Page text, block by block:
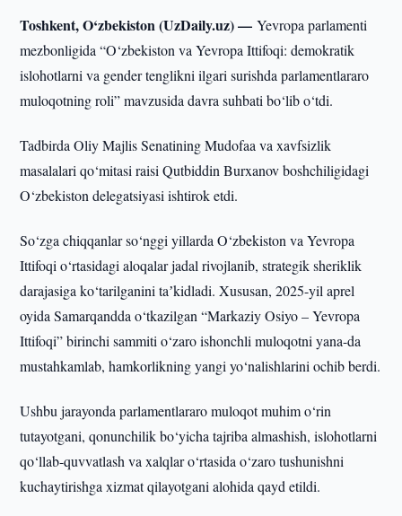
Toshkent, O‘zbekiston (UzDaily.uz) —Yevropa parlamenti
mezbonligida “O‘zbekiston va Yevropa Ittifoqi: demokratik
islohotlarni va gender tenglikni ilgari surishda parlamentlararo
muloqotning roli” mavzusida davra suhbati bo‘lib o‘tdi.
Tadbirda Oliy Majlis Senatining Mudofaa va xavfsizlik
masalalari qo‘mitasi raisi Qutbiddin Burxanov boshchiligidagi
O‘zbekiston delegatsiyasi ishtirok etdi.
So‘zga chiqqanlar so‘nggi yillarda O‘zbekiston va Yevropa
Ittifoqi o‘rtasidagi aloqalar jadal rivojlanib, strategik sheriklik
darajasiga ko‘tarilganini taʼkidladi. Xususan, 2025-yil aprel
oyida Samarqandda o‘tkazilgan “Markaziy Osiyo – Yevropa
Ittifoqi” birinchi sammiti o‘zaro ishonchli muloqotni yana-da
mustahkamlab, hamkorlikning yangi yo‘nalishlarini ochib berdi.
Ushbu jarayonda parlamentlararo muloqot muhim o‘rin
tutayotgani, qonunchilik bo‘yicha tajriba almashish, islohotlarni
qo‘llab-quvvatlash va xalqlar o‘rtasida o‘zaro tushunishni
kuchaytirishga xizmat qilayotgani alohida qayd etildi.